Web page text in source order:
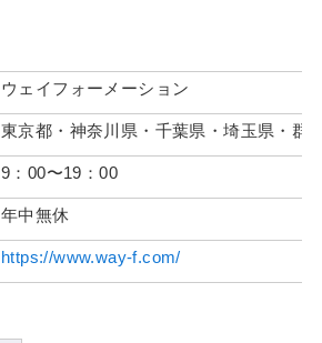
ウェイフォーメーション
東京都・神奈川県・千葉県・埼玉県・群
9：00〜19：00
年中無休
https://www.way-f.com/